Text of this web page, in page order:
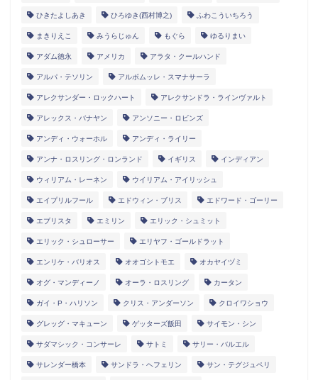
ひきたよしあき ひろゆき(西村博之) ふわこういちろう
まきりえこ みうらじゅん もぐら ゆるりまい
アダム徳永 アメリカ アラタ・クールハンド
アルパ・テソリン アルボムッレ・スマナサーラ
アレクサンダー・ロックハート アレクサンドラ・ラインヴァルト
アレックス・バナヤン アンソニー・ロビンズ
アンディ・ウォーホル アンディ・ライリー
アンナ・ロスリング・ロンランド イギリス インディアン
ウィリアム・レーネン ウイリアム・アイリッシュ
エイプリルフール エドウィン・ブリス エドワード・ゴーリー
エブリスタ エミリン エリック・シュミット
エリック・シュローサー エリヤフ・ゴールドラット
エンリケ・バリオス オオゴシトモエ オカヤイヅミ
オグ・マンディーノ オーラ・ロスリング カータン
ガイ・P・ハリソン クリス・アンダーソン クロイワショウ
グレッグ・マキューン ゲッターズ飯田 サイモン・シン
サダマシック・コンサーレ サトミ サリー・バルエル
サレンダー橋本 サンドラ・ヘフェリン サン・テグジュペリ